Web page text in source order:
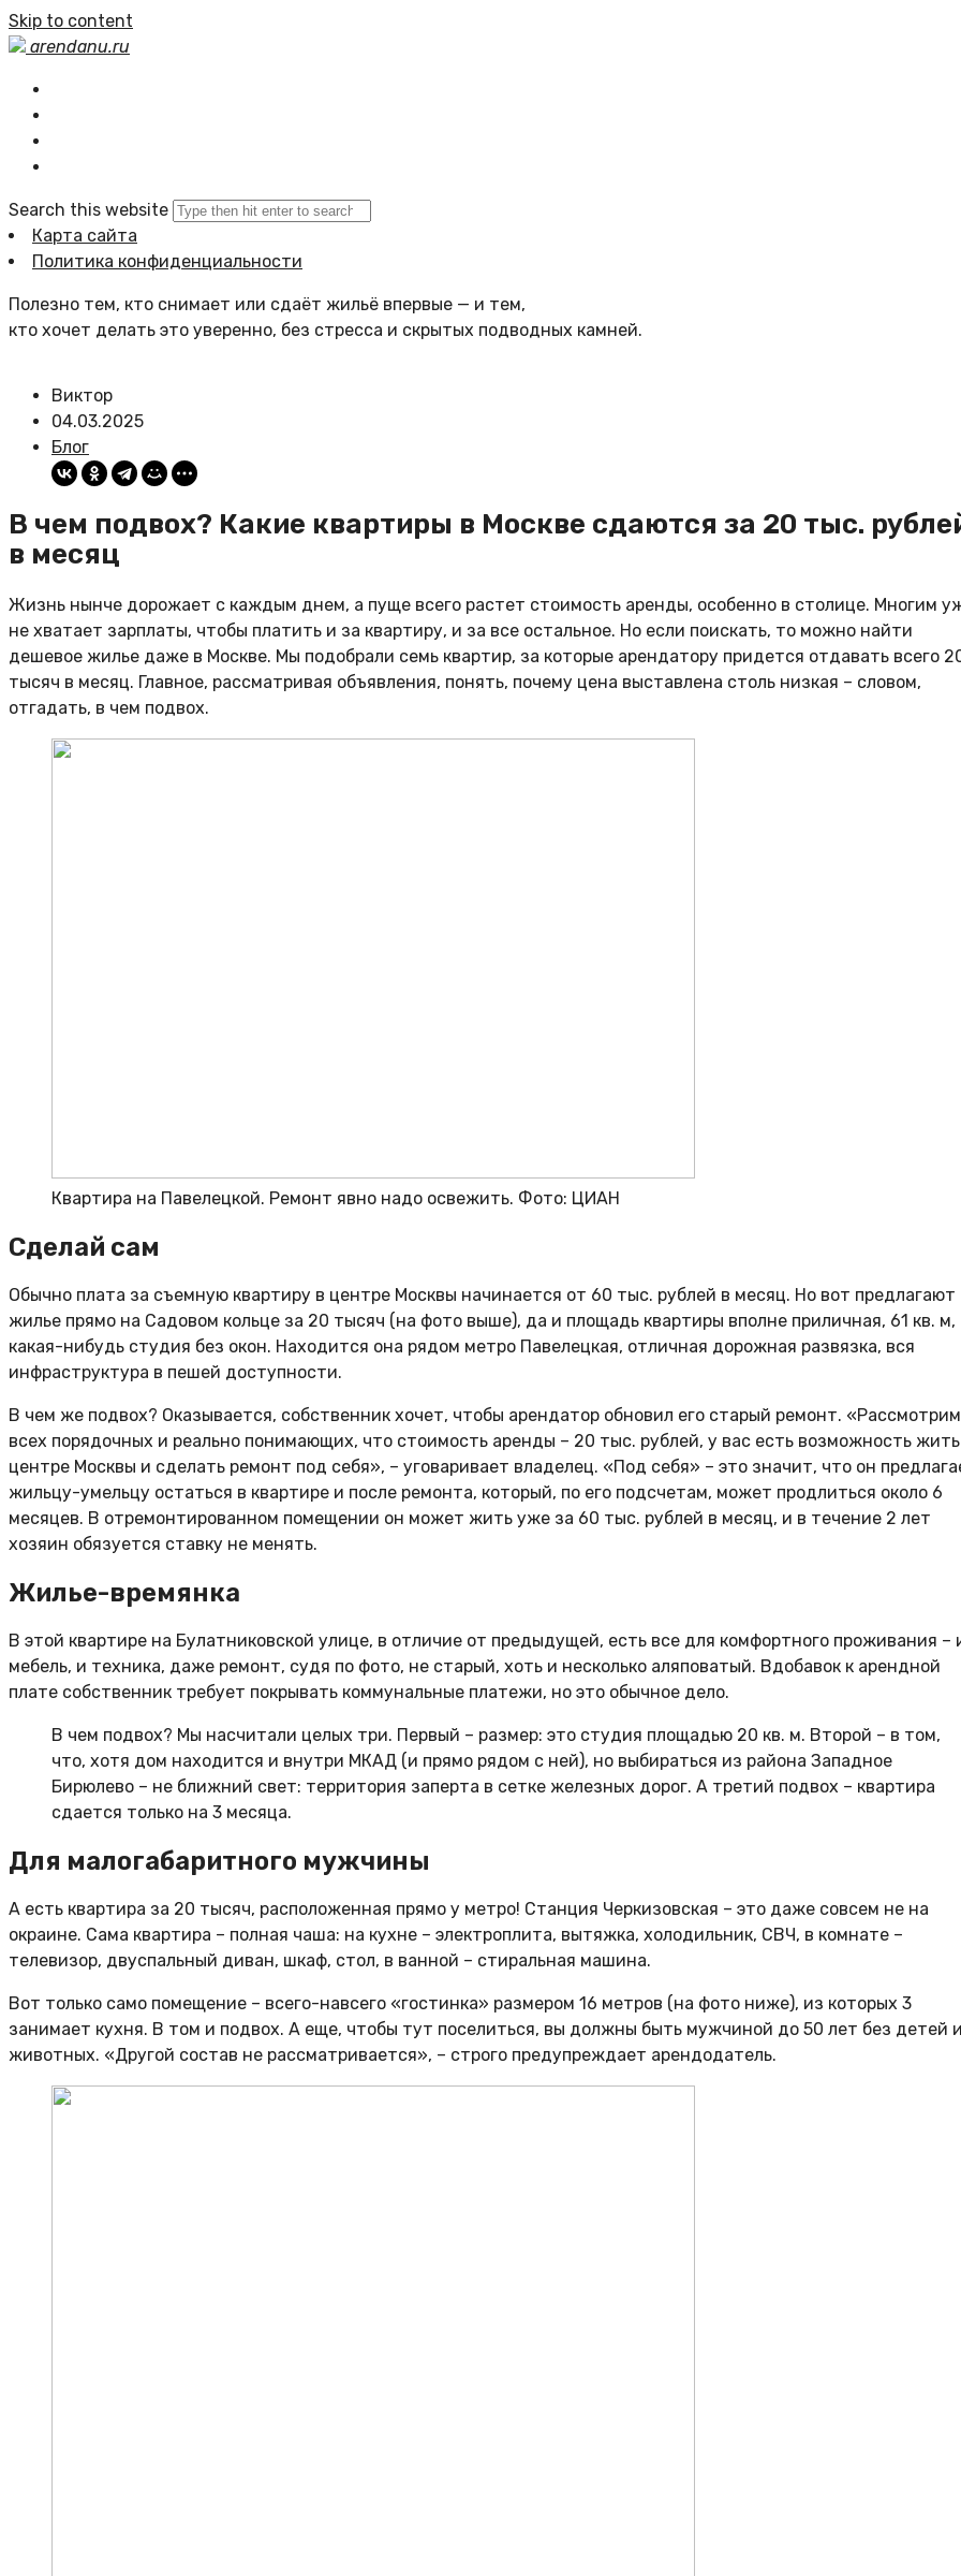
Skip to content
arendanu.ru
Search this website
Карта сайта
Политика конфиденциальности
Полезно тем, кто снимает или сдаёт жильё впервые — и тем,
кто хочет делать это уверенно, без стресса и скрытых подводных камней.
Виктор
04.03.2025
Блог
В чем подвох? Какие квартиры в Москве сдаются за 20 тыс.
в месяц
Жизнь нынче дорожает с каждым днем, а пуще всего растет стоимость аренды, особенно в столице. Многим
не хватает зарплаты, чтобы платить и за квартиру, и за все остальное. Но если поискать, то можно найти
дешевое жилье даже в Москве. Мы подобрали семь квартир, за которые арендатору придется отдавать всего
тысяч в месяц. Главное, рассматривая объявления, понять, почему цена выставлена столь низкая – словом,
отгадать, в чем подвох.
Квартира на Павелецкой. Ремонт явно надо освежить. Фото: ЦИАН
Сделай сам
Обычно плата за съемную квартиру в центре Москвы начинается от 60 тыс. рублей в месяц. Но вот предлагают
жилье прямо на Садовом кольце за 20 тысяч (на фото выше), да и площадь квартиры вполне приличная, 61 кв. м,
какая-нибудь студия без окон. Находится она рядом метро Павелецкая, отличная дорожная развязка, вся
инфраструктура в пешей доступности.
В чем же подвох? Оказывается, собственник хочет, чтобы арендатор обновил его старый ремонт. «Рассмотрим
всех порядочных и реально понимающих, что стоимость аренды – 20 тыс. рублей, у вас есть возможность
центре Москвы и сделать ремонт под себя», – уговаривает владелец. «Под себя» – это значит, что он
жильцу-умельцу остаться в квартире и после ремонта, который, по его подсчетам, может продлиться около 6
месяцев. В отремонтированном помещении он может жить уже за 60 тыс. рублей в месяц, и в течение 2 лет
хозяин обязуется ставку не менять.
Жилье-времянка
В этой квартире на Булатниковской улице, в отличие от предыдущей, есть все для комфортного проживания –
мебель, и техника, даже ремонт, судя по фото, не старый, хоть и несколько аляповатый. Вдобавок к арендной
плате собственник требует покрывать коммунальные платежи, но это обычное дело.
В чем подвох? Мы насчитали целых три. Первый – размер: это студия площадью 20 кв. м. Второй – в том,
что, хотя дом находится и внутри МКАД (и прямо рядом с ней), но выбираться из района Западное
Бирюлево – не ближний свет: территория заперта в сетке железных дорог. А третий подвох – квартира
сдается только на 3 месяца.
Для малогабаритного мужчины
А есть квартира за 20 тысяч, расположенная прямо у метро! Станция Черкизовская – это даже совсем не на
окраине. Сама квартира – полная чаша: на кухне – электроплита, вытяжка, холодильник, СВЧ, в комнате –
телевизор, двуспальный диван, шкаф, стол, в ванной – стиральная машина.
Вот только само помещение – всего-навсего «гостинка» размером 16 метров (на фото ниже), из которых 3
занимает кухня. В том и подвох. А еще, чтобы тут поселиться, вы должны быть мужчиной до 50 лет без детей
животных. «Другой состав не рассматривается», – строго предупреждает арендодатель.